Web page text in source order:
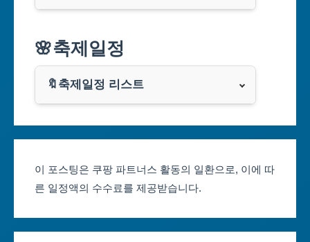
대구광역시
인천광역시
광주광역시
대전광역시
쿠팡
클룩
🌸축제일정
🔖축제일정 리스트
대구축제 일정
인천축제 일정
이 포스팅은 쿠팡 파트너스 활동의 일환으로, 이에 따
른 일정액의 수수료를 제공받습니다.